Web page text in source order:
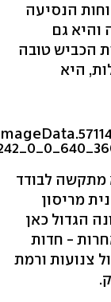
הנסיעה
והיא גם
הכביש טובה
היא
מתקשה לבודד
מריסון
הגדול כאן
- חדות
צנועות ורמת